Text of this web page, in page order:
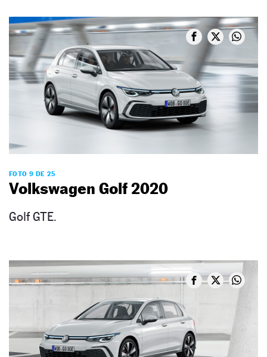
FOTO 9 DE 25
Volkswagen Golf 2020
Golf GTE.